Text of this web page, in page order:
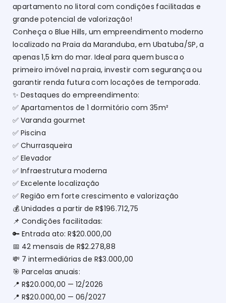
apartamento no litoral com condições facilitadas e
grande potencial de valorização!
Conheça o Blue Hills, um empreendimento moderno
localizado na Praia da Maranduba, em Ubatuba/SP, a
apenas 1,5 km do mar. Ideal para quem busca o
primeiro imóvel na praia, investir com segurança ou
garantir renda futura com locações de temporada.
✨ Destaques do empreendimento:
✅ Apartamentos de 1 dormitório com 35m²
✅ Varanda gourmet
✅ Piscina
✅ Churrasqueira
✅ Elevador
✅ Infraestrutura moderna
✅ Excelente localização
✅ Região em forte crescimento e valorização
💰 Unidades a partir de R$196.712,75
📌 Condições facilitadas:
🔑 Entrada ato: R$20.000,00
📅 42 mensais de R$2.278,88
💸 7 intermediárias de R$3.000,00
🎯 Parcelas anuais:
📍 R$20.000,00 — 12/2026
📍 R$20.000,00 — 06/2027